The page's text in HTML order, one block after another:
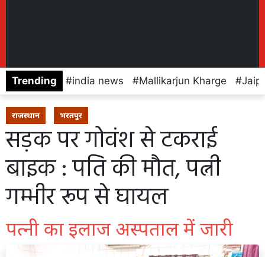
Trending india news Mallikarjun Kharge
राजस्थान भरतपुर
सड़क पर गोवंश से टकराई
बाइक : पति की मौत, पत्नी
गम्भीर रूप से घायल
पत्नी का इलाज अस्पताल में जारी